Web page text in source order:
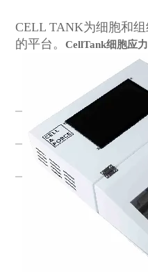
CELL TANK为细胞和
的平台。CellTank细胞应